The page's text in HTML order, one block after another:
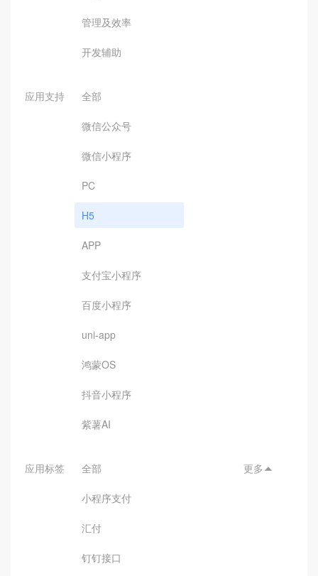
管理及效率
开发辅助
应用支持 全部
微信公众号
微信小程序
PC
H5
APP
支付宝小程序
百度小程序
uni-app
鸿蒙OS
抖音小程序
紫薯AI
应用标签 全部
小程序支付
汇付
钉钉接口
更多 